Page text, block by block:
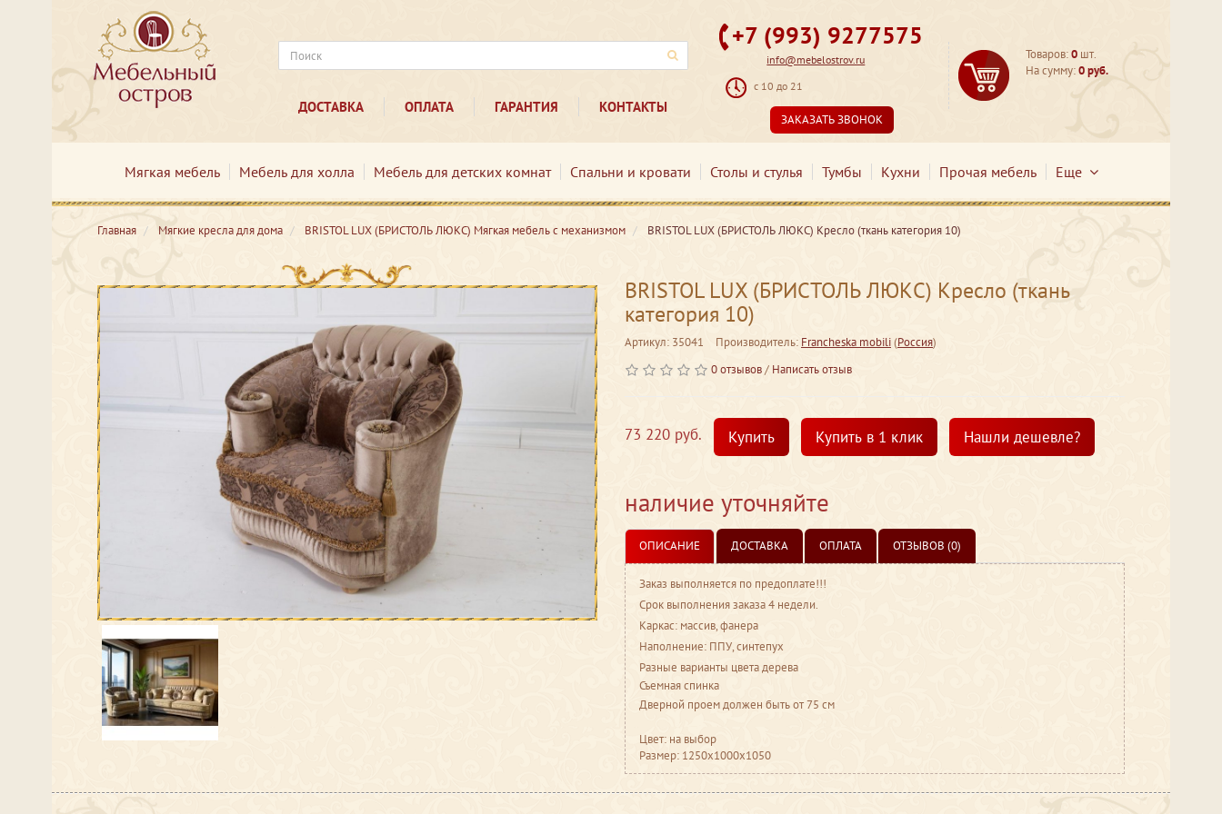
ДОСТАВКА ОПЛАТА ГАРАНТИЯ КОНТАКТЫ
+7 (993) 9277575
info@mebelostrov.ru
с 10 до 21
ЗАКАЗАТЬ ЗВОНОК
Товаров:0 шт.
На сумму:0 руб.
Мягкая мебель Мебель для холла Мебель для детских комнат Спальни и кровати Столы и стулья Тумбы Кухни Прочая мебель Еще
Главная Мягкие кресла для дома BRISTOL LUX (БРИСТОЛЬ ЛЮКС) Мягкая мебель с механизмом BRISTOL LUX (БРИСТОЛЬ ЛЮКС) Кресло (ткань категория 10)
BRISTOL LUX (БРИСТОЛЬ ЛЮКС) Кресло (ткань
категория 10)
Артикул: 35041 Производитель: Francheska mobili(Россия)
0 отзывов/ Написать отзыв
73 220 руб. Купить Купить в 1 клик Нашли дешевле?
наличие уточняйте
ОПИСАНИЕ ДОСТАВКА ОПЛАТА ОТЗЫВОВ (0)
Заказ выполняется по предоплате!!!
Срок выполнения заказа 4 недели.
Каркас: массив, фанера
Наполнение: ППУ, синтепух
Разные варианты цвета дерева
Съемная спинка
Дверной проем должен быть от 75 см
Цвет: на выбор
Размер: 1250x1000x1050